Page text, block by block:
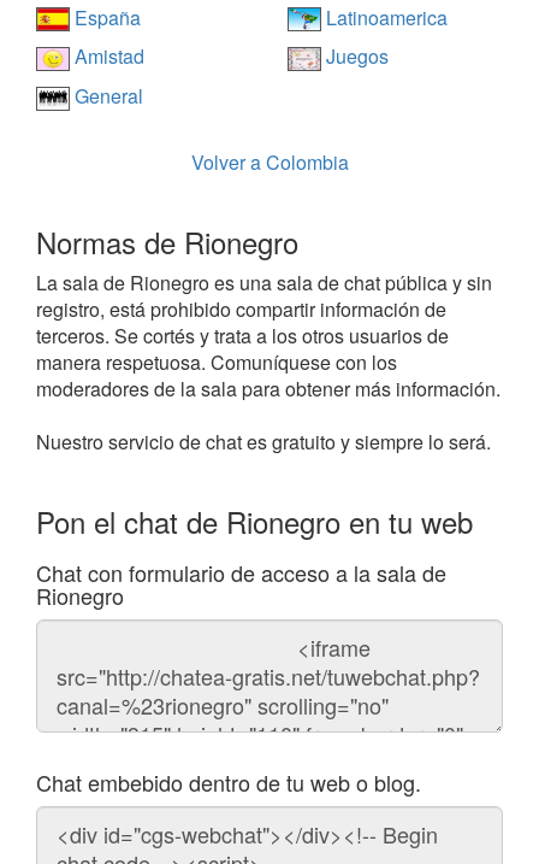
España
Latinoamerica
Amistad
Juegos
General
Volver a Colombia
Normas de Rionegro
La sala de Rionegro es una sala de chat pública y sin
registro, está prohibido compartir información de
terceros. Se cortés y trata a los otros usuarios de
manera respetuosa. Comuníquese con los
moderadores de la sala para obtener más información.
Nuestro servicio de chat es gratuito y siempre lo será.
Pon el chat de Rionegro en tu web
Chat con formulario de acceso a la sala de
Rionegro
Código
chat
Chat embebido dentro de tu web o blog.
Código
para